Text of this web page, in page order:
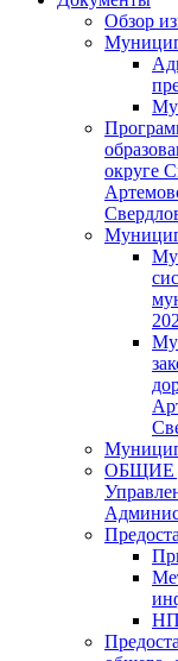
Обзор
округе
ОБЩИЕ